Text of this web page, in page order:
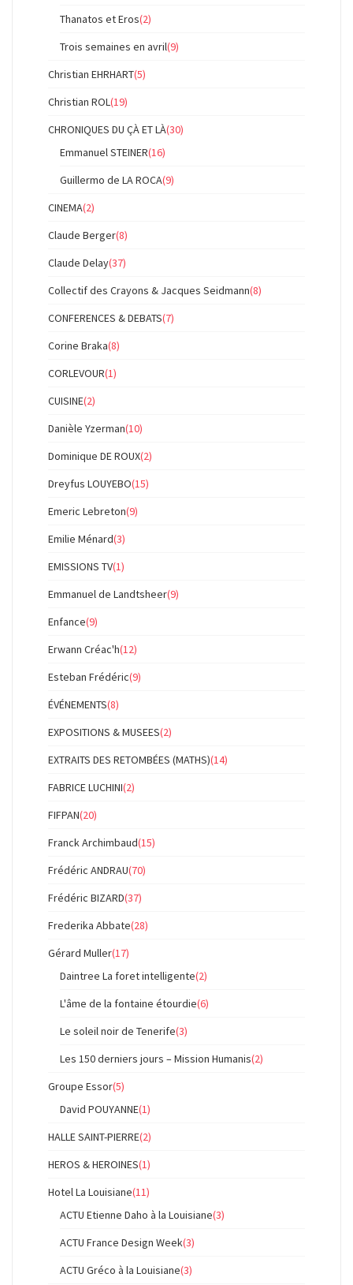
Thanatos et Eros(2)
Trois semaines en avril(9)
Christian EHRHART(5)
Christian ROL(19)
CHRONIQUES DU ÇÀ ET LÀ(30)
Emmanuel STEINER(16)
Guillermo de LA ROCA(9)
CINEMA(2)
Claude Berger(8)
Claude Delay(37)
Collectif des Crayons & Jacques Seidmann(8)
CONFERENCES & DEBATS(7)
Corine Braka(8)
CORLEVOUR(1)
CUISINE(2)
Danièle Yzerman(10)
Dominique DE ROUX(2)
Dreyfus LOUYEBO(15)
Emeric Lebreton(9)
Emilie Ménard(3)
EMISSIONS TV(1)
Emmanuel de Landtsheer(9)
Enfance(9)
Erwann Créac'h(12)
Esteban Frédéric(9)
ÉVÉNEMENTS(8)
EXPOSITIONS & MUSEES(2)
EXTRAITS DES RETOMBÉES (MATHS)(14)
FABRICE LUCHINI(2)
FIFPAN(20)
Franck Archimbaud(15)
Frédéric ANDRAU(70)
Frédéric BIZARD(37)
Frederika Abbate(28)
Gérard Muller(17)
Daintree La foret intelligente(2)
L'âme de la fontaine étourdie(6)
Le soleil noir de Tenerife(3)
Les 150 derniers jours – Mission Humanis(2)
Groupe Essor(5)
David POUYANNE(1)
HALLE SAINT-PIERRE(2)
HEROS & HEROINES(1)
Hotel La Louisiane(11)
ACTU Etienne Daho à la Louisiane(3)
ACTU France Design Week(3)
ACTU Gréco à la Louisiane(3)